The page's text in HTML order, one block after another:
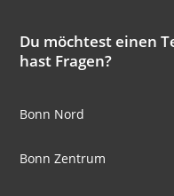
Du möchtest einen
hast Fragen?
Bonn Nord
Bonn Zentrum